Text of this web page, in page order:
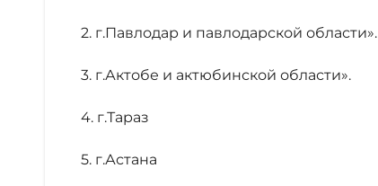
2. г.Павлодар и павлодарской области».
3. г.Актобе и актюбинской области».
4. г.Тараз
5. г.Астана